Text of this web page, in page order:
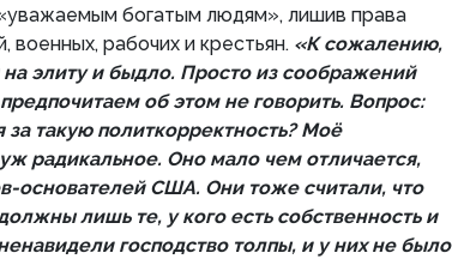
богатым людям», лишив права
военных, рабочих и крестьян. «К сожалению,
элиту и быдло. Просто из соображений
об этом не говорить. Вопрос:
такую политкорректность? Моё
радикальное. Оно мало чем отличается,
основателей США. Они тоже считали, что
лишь те, у кого есть собственность и
господство толпы, и у них не было